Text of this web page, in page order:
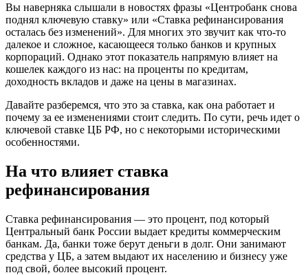
Вы наверняка слышали в новостях фразы «Центробанк снова
поднял ключевую ставку» или «Ставка рефинансирования
осталась без изменений». Для многих это звучит как что-то
далекое и сложное, касающееся только банков и крупных
корпораций. Однако этот показатель напрямую влияет на
кошелек каждого из нас: на проценты по кредитам,
доходность вкладов и даже на цены в магазинах.
Давайте разберемся, что это за ставка, как она работает и
почему за ее изменениями стоит следить. По сути, речь идет о
ключевой ставке ЦБ РФ, но с некоторыми историческими
особенностями.
На что влияет ставка
рефинансирования
Ставка рефинансирования — это процент, под который
Центральный банк России выдает кредиты коммерческим
банкам. Да, банки тоже берут деньги в долг. Они занимают
средства у ЦБ, а затем выдают их населению и бизнесу уже
под свой, более высокий процент.